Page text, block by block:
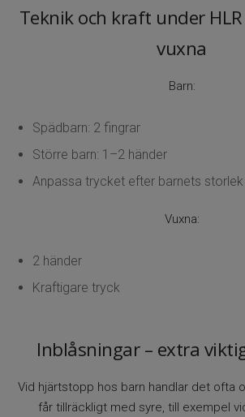
Teknik och kraft under
vuxna
Barn:
Spädbarn: 2 fingrar
Större barn: 1–2 händer
Anpassa trycket efter barnets storlek
Vuxna:
2 händer
Kraftigare tryck
Inblåsningar – extra
Vid hjärtstopp hos barn handlar det ofta
får tillräckligt med syre, till exempel